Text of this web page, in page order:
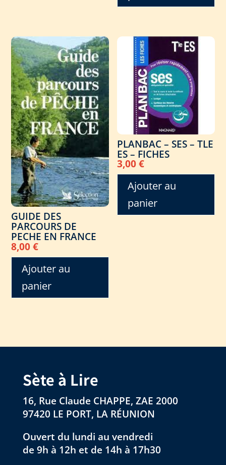
GUIDE DES
PARCOURS DE
PECHE EN FRANCE
8,00€
Ajouter au
panier
PLANBAC – SES – TLE
ES – FICHES
3,00€
Ajouter au
panier
Sète à Lire
16, Rue Claude CHAPPE, ZAE 2000
97420 LE PORT, LA RÉUNION
Ouvert du lundi au vendredi
de 9h à 12h et de 14h à 17h30